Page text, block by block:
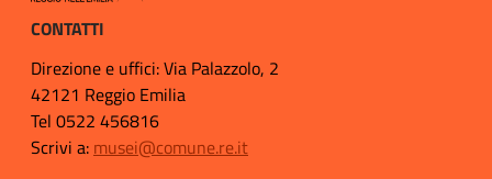
CONTATTI
Direzione e uffici: Via Palazzolo, 2
42121 Reggio Emilia
Tel 0522 456816
Scrivi a: musei@comune.re.it